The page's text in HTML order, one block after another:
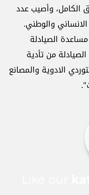
الكامل، وأصيب عدد
الانساني والوطني.
الصيادلة
من تأدية
الادوية والمصانع